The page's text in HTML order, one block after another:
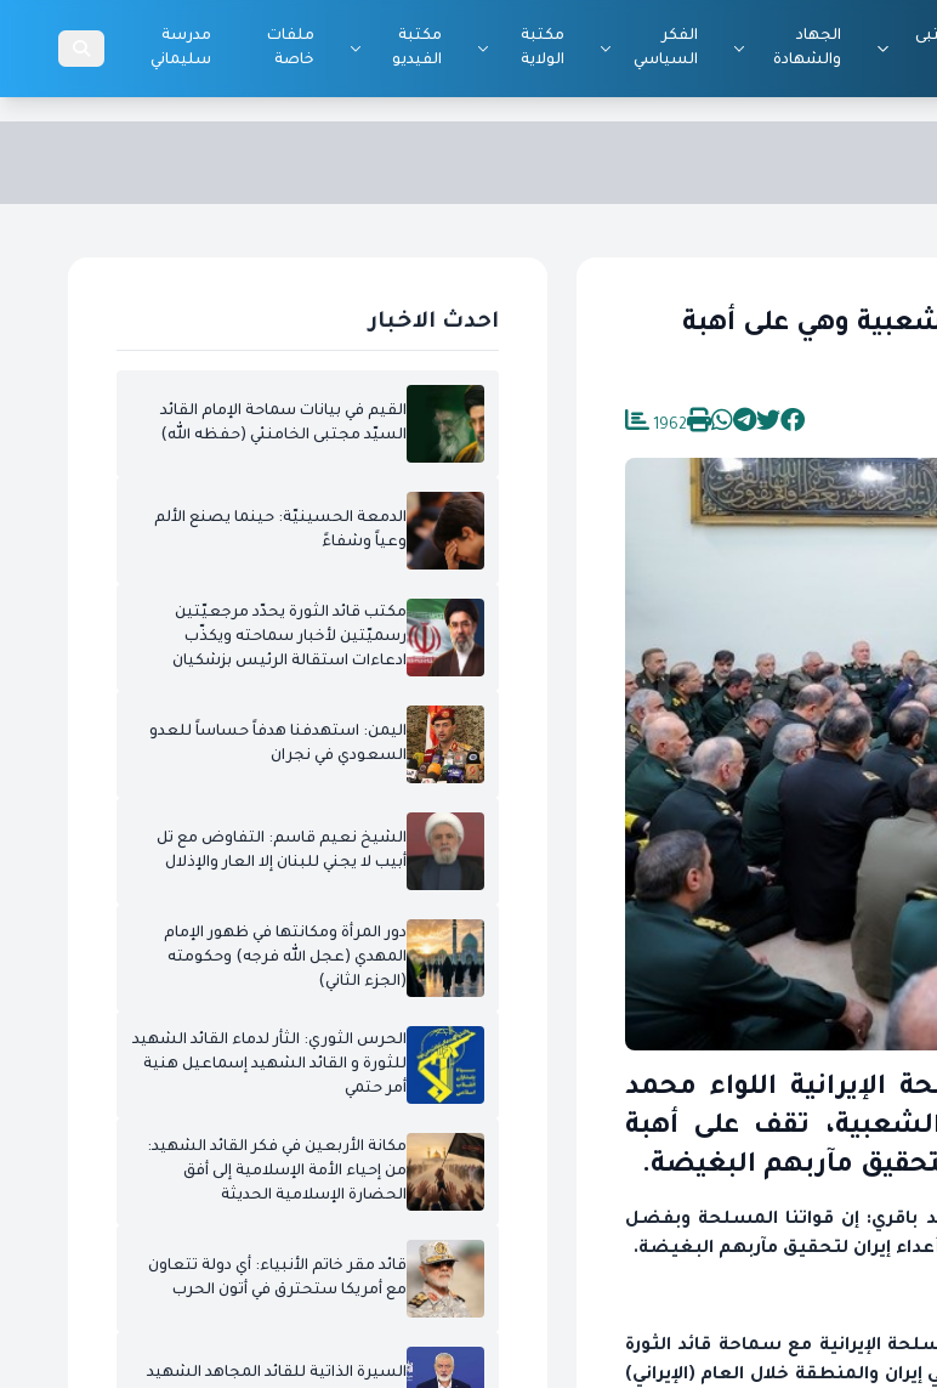
الجهاد
والشهادة
الفكر
السياسي
مكتبة
الولاية
مكتبة
الفيديو
ملفات
خاصة
مدرسة
سليماني
شعبية وهي على أهبة
1962
الإيرانية اللواء محمد
تقف على أهبة
مآربهم البغيضة.
باقري: إن قواتنا المسلحة وبفضل
إيران لتحقيق مآربهم البغيضة.
الإيرانية مع سماحة قائد الثورة
والمنطقة خلال العام (الإيراني)
احدث الاخبار
القيم في بيانات سماحة الإمام القائد
السيّد مجتبى الخامنئي (حفظه الله)
الدمعة الحسينيّة: حينما يصنع الألم
وعياً وشفاءً
مكتب قائد الثورة يحدّد مرجعيّتين
رسميّتين لأخبار سماحته ويكذّب
ادعاءات استقالة الرئيس بزشكيان
اليمن: استهدفنا هدفاً حساساً للعدو
السعودي في نجران
الشيخ نعيم قاسم: التفاوض مع تل
أبيب لا يجني للبنان إلا العار والإذلال
دور المرأة ومكانتها في ظهور الإمام
المهدي (عجل الله فرجه) وحكومته
(الجزء الثاني)
الحرس الثوري: الثأر لدماء القائد الشهيد
للثورة و القائد الشهيد إسماعيل هنية
أمر حتمي
مكانة الأربعين في فكر القائد الشهيد:
من إحياء الأمة الإسلامية إلى أفق
الحضارة الإسلامية الحديثة
قائد مقر خاتم الأنبياء: أي دولة تتعاون
مع أمريكا ستحترق في أتون الحرب
السيرة الذاتية للقائد المجاهد الشهيد